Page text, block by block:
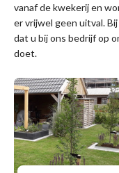
vanaf de kwekerij en
er vrijwel geen uitval.
dat u bij ons bedrijf op
doet.